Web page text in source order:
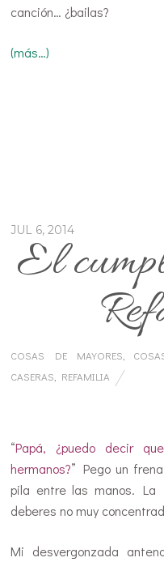
canción… ¿bailas?
(más…)
JUL 6, 2014
El
COSAS DE MAYORES
CASERAS
REFAMILIA
“Papá, ¿puedo decir
hermanos?” Pego un
pila entre las manos. La
deberes no muy
Mi desvergonzada